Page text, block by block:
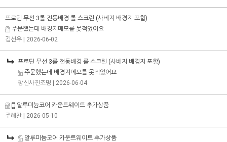
프로딘 무선 3롤 전동배경 롤 스크린 (사베지 배경지 포함)
주문했는데 배경지메모를 못적었어요
김선우
| 2026-06-02
프로딘 무선 3롤 전동배경 롤 스크린 (사베지 배경지 포함)
주문했는데 배경지메모를 못적었어요
창신사진조명
| 2026-06-04
알루미늄코어 카운트웨이트 추가상품
주해찬
| 2026-05-10
알루미늄코어 카운트웨이트 추가상품